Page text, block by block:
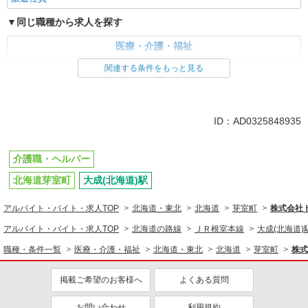
同じ職種から求人を探す
医療・介護・福祉
関連する条件をもっと見る
ID：AD0325848935
介護職・ヘルパー
北海道芽室町
大成(北海道)駅
アルバイト・バイト・求人TOP 北海道・東北 北海道 芽室町 株式会社
アルバイト・バイト・求人TOP 北海道の路線 ＪＲ根室本線 大成(北海道)
職種・条件一覧 医療・介護・福祉 北海道・東北 北海道 芽室町 株
掲載ご希望のお客様へ よくある質問